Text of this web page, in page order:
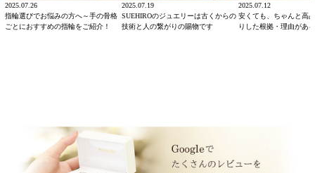
2025.07.26
指輪選びでお悩みの方へ～手の骨格
ごとにおすすめの指輪をご紹介！
2025.07.19
SUEHIROのジュエリーは古くからの
技術と人の繋がりの賜物です
2025.07.12
安くても、ちゃんと高
りした根拠・理由があ